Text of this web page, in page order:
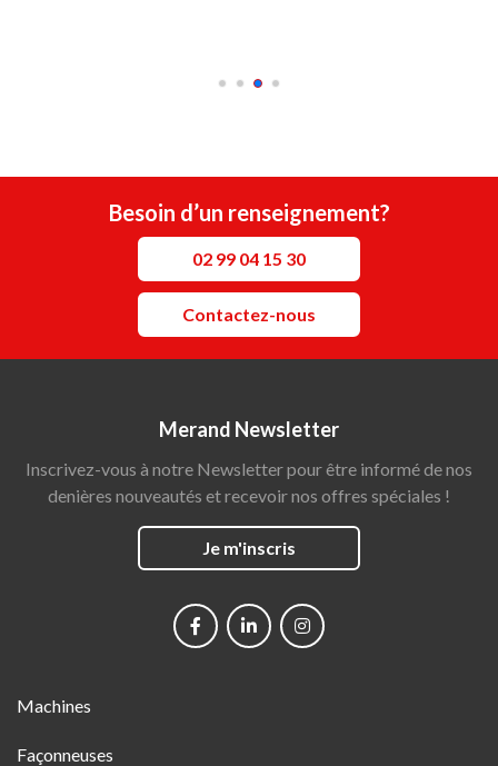
Besoin d’un renseignement?
02 99 04 15 30
Contactez-nous
Merand Newsletter
Inscrivez-vous à notre Newsletter pour être informé de nos
denières nouveautés et recevoir nos offres spéciales !
Je m'inscris
Menu
Machines
Façonneuses